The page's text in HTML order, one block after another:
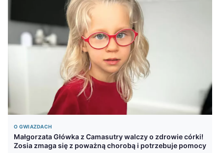
O GWIAZDACH
Małgorzata Główka z Camasutry walczy o zdrowie córki!
Zosia zmaga się z poważną chorobą i potrzebuje pomocy